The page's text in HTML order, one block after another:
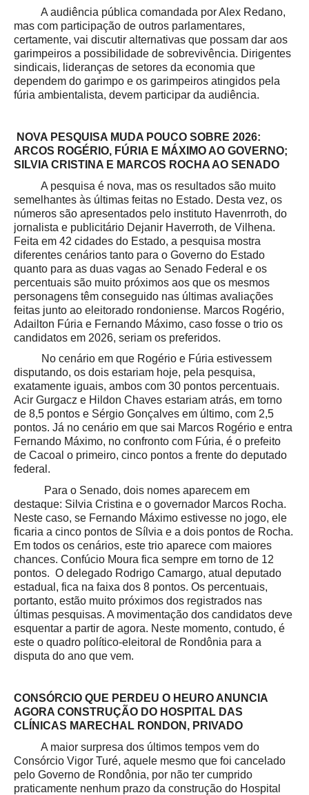
A audiência pública comandada por Alex Redano,
mas com participação de outros parlamentares,
certamente, vai discutir alternativas que possam dar aos
garimpeiros a possibilidade de sobrevivência. Dirigentes
sindicais, lideranças de setores da economia que
dependem do garimpo e os garimpeiros atingidos pela
fúria ambientalista, devem participar da audiência.
NOVA PESQUISA MUDA POUCO SOBRE 2026:
ARCOS ROGÉRIO, FÚRIA E MÁXIMO AO GOVERNO;
SILVIA CRISTINA E MARCOS ROCHA AO SENADO
A pesquisa é nova, mas os resultados são muito
semelhantes às últimas feitas no Estado. Desta vez, os
números são apresentados pelo instituto Havenrroth, do
jornalista e publicitário Dejanir Haverroth, de Vilhena.
Feita em 42 cidades do Estado, a pesquisa mostra
diferentes cenários tanto para o Governo do Estado
quanto para as duas vagas ao Senado Federal e os
percentuais são muito próximos aos que os mesmos
personagens têm conseguido nas últimas avaliações
feitas junto ao eleitorado rondoniense. Marcos Rogério,
Adailton Fúria e Fernando Máximo, caso fosse o trio os
candidatos em 2026, seriam os preferidos.
No cenário em que Rogério e Fúria estivessem
disputando, os dois estariam hoje, pela pesquisa,
exatamente iguais, ambos com 30 pontos percentuais.
Acir Gurgacz e Hildon Chaves estariam atrás, em torno
de 8,5 pontos e Sérgio Gonçalves em último, com 2,5
pontos. Já no cenário em que sai Marcos Rogério e entra
Fernando Máximo, no confronto com Fúria, é o prefeito
de Cacoal o primeiro, cinco pontos a frente do deputado
federal.
Para o Senado, dois nomes aparecem em
destaque: Silvia Cristina e o governador Marcos Rocha.
Neste caso, se Fernando Máximo estivesse no jogo, ele
ficaria a cinco pontos de Sílvia e a dois pontos de Rocha.
Em todos os cenários, este trio aparece com maiores
chances. Confúcio Moura fica sempre em torno de 12
pontos. O delegado Rodrigo Camargo, atual deputado
estadual, fica na faixa dos 8 pontos. Os percentuais,
portanto, estão muito próximos dos registrados nas
últimas pesquisas. A movimentação dos candidatos deve
esquentar a partir de agora. Neste momento, contudo, é
este o quadro político-eleitoral de Rondônia para a
disputa do ano que vem.
CONSÓRCIO QUE PERDEU O HEURO ANUNCIA
AGORA CONSTRUÇÃO DO HOSPITAL DAS
CLÍNICAS MARECHAL RONDON, PRIVADO
A maior surpresa dos últimos tempos vem do
Consórcio Vigor Turé, aquele mesmo que foi cancelado
pelo Governo de Rondônia, por não ter cumprido
praticamente nenhum prazo da construção do Hospital